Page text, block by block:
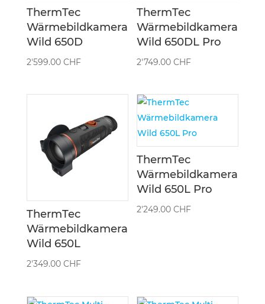
ThermTec
Wärmebildkamera
Wild 650D
2'599.00 CHF
ThermTec
Wärmebildkamera
Wild 650DL Pro
2'749.00CHF
ThermTec
Wärmebildkamera
Wild 650L
2'349.00 CHF
ThermTec
Wärmebildkamera
Wild 650L Pro
2'249.00CHF